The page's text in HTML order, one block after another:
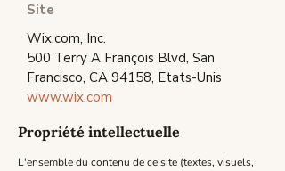
Site
Wix.com, Inc.
500 Terry A François Blvd, San
Francisco, CA 94158, Etats-Unis
www.wix.com
Propriété intellectuelle
L'ensemble du contenu de ce site (textes, visuels,